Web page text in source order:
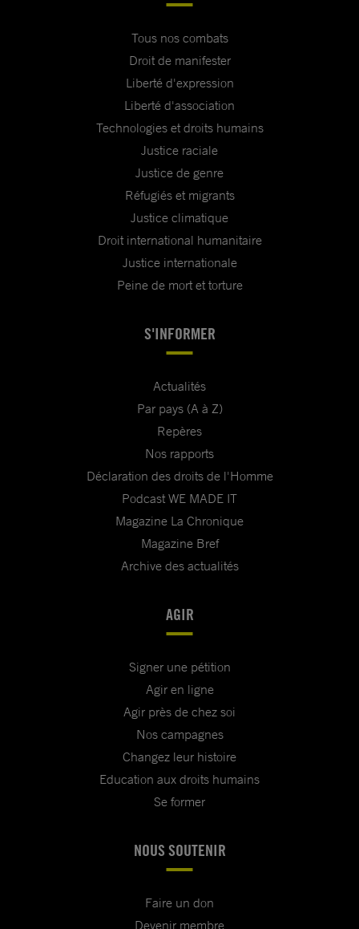
Tous nos combats
Droit de manifester
Liberté d'expression
Liberté d'association
Technologies et droits humains
Justice raciale
Justice de genre
Réfugiés et migrants
Justice climatique
Droit international humanitaire
Justice internationale
Peine de mort et torture
S'INFORMER
Actualités
Par pays (A à Z)
Repères
Nos rapports
Déclaration des droits de l'Homme
Podcast WE MADE IT
Magazine La Chronique
Magazine Bref
Archive des actualités
AGIR
Signer une pétition
Agir en ligne
Agir près de chez soi
Nos campagnes
Changez leur histoire
Education aux droits humains
Se former
NOUS SOUTENIR
Faire un don
Devenir membre